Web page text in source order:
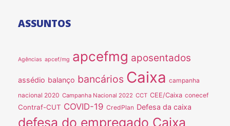
ASSUNTOS
Agências apcef/mg apcefmg aposentados
assédio balanço bancários Caixa campanha
nacional 2020 Campanha Nacional 2022 CCT CEE/Caixa conecef
Contraf-CUT COVID-19 CredPlan Defesa da caixa
defesa do empregado Caixa